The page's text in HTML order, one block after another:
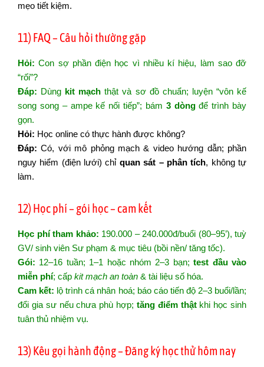
mẹo tiết kiệm.
11) FAQ – Câu hỏi thường gặp
Hỏi: Con sợ phần điện học vì nhiều kí hiệu, làm sao đỡ
“rối”?
Đáp: Dùng kit mạch thật và sơ đồ chuẩn; luyện “vôn kế
song song – ampe kế nối tiếp”; bám 3 dòngđể trình bày
gọn.
Hỏi: Học online có thực hành được không?
Đáp: Có, với mô phỏng mạch & video hướng dẫn; phần
nguy hiểm (điện lưới) chỉ quan sát – phân tích, không tự
làm.
12) Học phí – gói học – cam kết
Học phí tham khảo: 190.000 – 240.000đ/buổi (80–95’), tuỳ
GV/ sinh viên Sư phạm & mục tiêu (bồi nền/ tăng tốc).
Gói: 12–16 tuần; 1–1 hoặc nhóm 2–3 bạn;test đầu vào
miễn phí; cấp kit mạch an toàn & tài liệu số hóa.
Cam kết: lộ trình cá nhân hoá; báo cáo tiến độ 2–3 buổi/lần;
đổi gia sư nếu chưa phù hợp; tăng điểm thậtkhi học sinh
tuân thủ nhiệm vụ.
13) Kêu gọi hành động – Đăng ký học thử hôm nay